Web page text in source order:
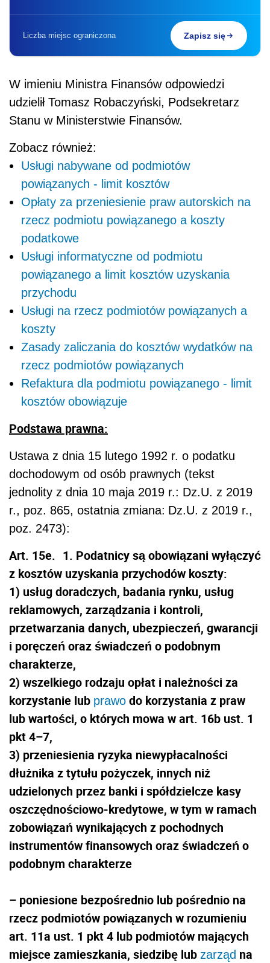
Liczba miejsc ograniczona Zapisz się
W imieniu Ministra Finansów odpowiedzi
udzielił Tomasz Robaczyński, Podsekretarz
Stanu w Ministerstwie Finansów.
Zobacz również:
Usługi nabywane od podmiotów
powiązanych - limit kosztów
Opłaty za przeniesienie praw autorskich na
rzecz podmiotu powiązanego a koszty
podatkowe
Usługi informatyczne od podmiotu
powiązanego a limit kosztów uzyskania
przychodu
Usługi na rzecz podmiotów powiązanych a
koszty
Zasady zaliczania do kosztów wydatków na
rzecz podmiotów powiązanych
Refaktura dla podmiotu powiązanego - limit
kosztów obowiązuje
Podstawa prawna:
Ustawa z dnia 15 lutego 1992 r. o podatku
dochodowym od osób prawnych (tekst
jednolity z dnia 10 maja 2019 r.: Dz.U. z 2019
r., poz. 865, ostatnia zmiana: Dz.U. z 2019 r.,
poz. 2473):
Art. 15e. 1. Podatnicy są obowiązani wyłączyć
z kosztów uzyskania przychodów koszty:
1) usług doradczych, badania rynku, usług
reklamowych, zarządzania i kontroli,
przetwarzania danych, ubezpieczeń, gwarancji
i poręczeń oraz świadczeń o podobnym
charakterze,
2) wszelkiego rodzaju opłat i należności za
korzystanie lub prawo do korzystania z praw
lub wartości, o których mowa w art. 16b ust. 1
pkt 4–7,
3) przeniesienia ryzyka niewypłacalności
dłużnika z tytułu pożyczek, innych niż
udzielonych przez banki i spółdzielcze kasy
oszczędnościowo-kredytowe, w tym w ramach
zobowiązań wynikających z pochodnych
instrumentów finansowych oraz świadczeń o
podobnym charakterze
– poniesione bezpośrednio lub pośrednio na
rzecz podmiotów powiązanych w rozumieniu
art. 11a ust. 1 pkt 4 lub podmiotów mających
miejsce zamieszkania, siedzibę lub zarząd na